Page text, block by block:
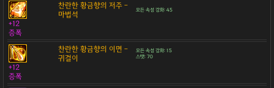
찬란한 황금향의 저주 -
마법석
모든 속성 강화: 45
+12
증폭
찬란한 황금향의 이면 -
귀걸이
모든 속성 강화: 15
스탯: 70
+12
증폭